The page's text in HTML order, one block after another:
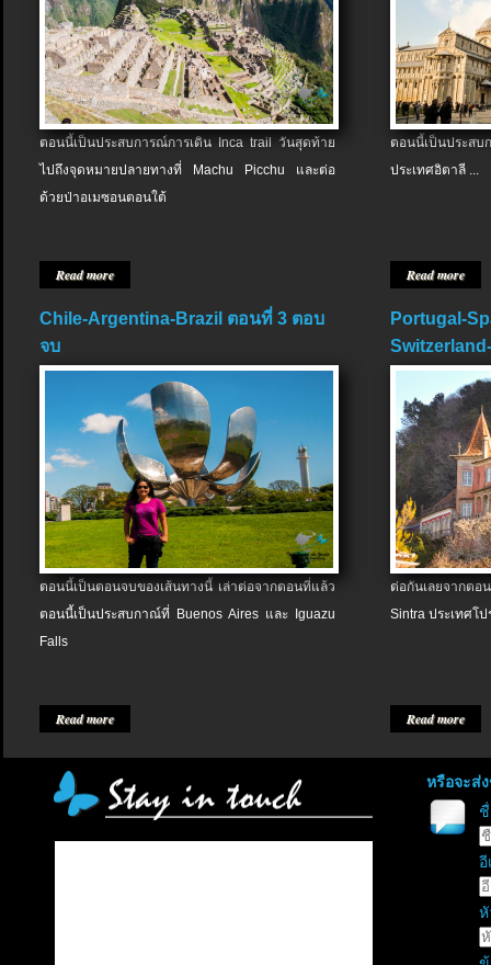
ตอนนี้เป็นประสบการณ์การเดิน Inca trail วันสุดท้าย
ไปถึงจุดหมายปลายทางที่ Machu Picchu และต่อ
ด้วยป่าอเมซอนตอนใต้
Read more
ตอนนี้เป็นประส
ประเทศอิตาลี ...
Read more
Chile-Argentina-Brazil ตอนที่ 3 ตอบ
จบ
ตอนนี้เป็นตอนจบของเส้นทางนี้ เล่าต่อจากตอนที่แล้ว
ตอนนี้เป็นประสบกาณ์ที่ Buenos Aires และ Iguazu
Falls
Read more
Portugal-
ต่อกันเลยจากต
Sintra ประเทศโป
Read more
หรือจะส่
อี
หั